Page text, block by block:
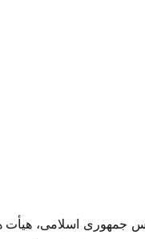
جمهوری اسلامی، هیأت